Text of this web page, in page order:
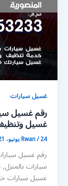
غسيل سيارات
غسيل
Rwan/24 يونيو، 2021
رقم غسيل
سيارات
غسيل سيارات